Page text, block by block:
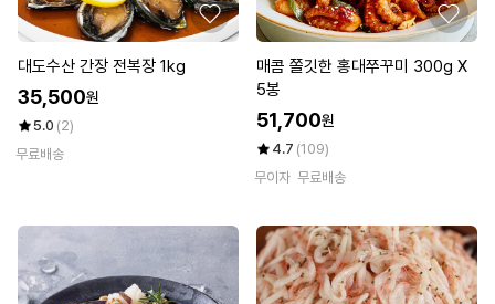
대도수산 간장 전복장 1kg
35,500원
5.0 (2)
무료배송
매콤 쫄깃한 홍대쭈꾸미 300g X
5봉
51,700원
4.7 (109)
무이자 무료배송